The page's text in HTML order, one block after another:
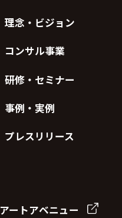
理念・ビジョン
コンサル事業
研修・セミナー
事例・実例
プレスリリース
アートアベニュー